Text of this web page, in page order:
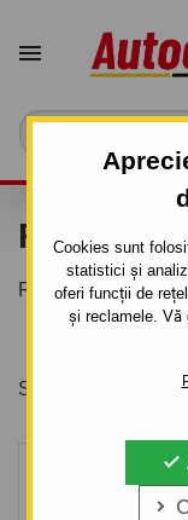
Cookies sunt
statistici și
oferi funcții de
și reclamele. Vă



ROȚI DE
Roți de sprijin
Se afiseaza 1-7